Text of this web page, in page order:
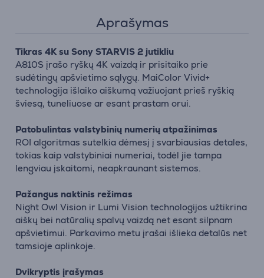
Aprašymas
Tikras 4K su Sony STARVIS 2 jutikliu
A810S įrašo ryškų 4K vaizdą ir prisitaiko prie
sudėtingų apšvietimo sąlygų. MaiColor Vivid+
technologija išlaiko aiškumą važiuojant prieš ryškią
šviesą, tuneliuose ar esant prastam orui.
Patobulintas valstybinių numerių atpažinimas
ROI algoritmas sutelkia dėmesį į svarbiausias detales,
tokias kaip valstybiniai numeriai, todėl jie tampa
lengviau įskaitomi, neapkraunant sistemos.
Pažangus naktinis režimas
Night Owl Vision ir Lumi Vision technologijos užtikrina
aiškų bei natūralių spalvų vaizdą net esant silpnam
apšvietimui. Parkavimo metu įrašai išlieka detalūs net
tamsioje aplinkoje.
Dvikryptis įrašymas